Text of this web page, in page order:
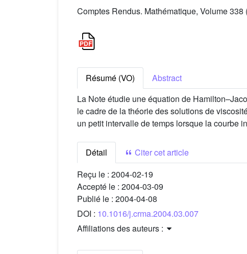
Comptes Rendus. Mathématique, Volume
Résumé (VO)
Abstract
La Note étudie une équation de
le cadre de la théorie des solutions de
un petit intervalle de temps lorsque la courbe
Détail
Citer cet article
Reçu le : 2004-02-19
Accepté le : 2004-03-09
Publié le : 2004-04-08
DOI : 10.1016/j.crma.2004.03.007
Affiliations des auteurs :